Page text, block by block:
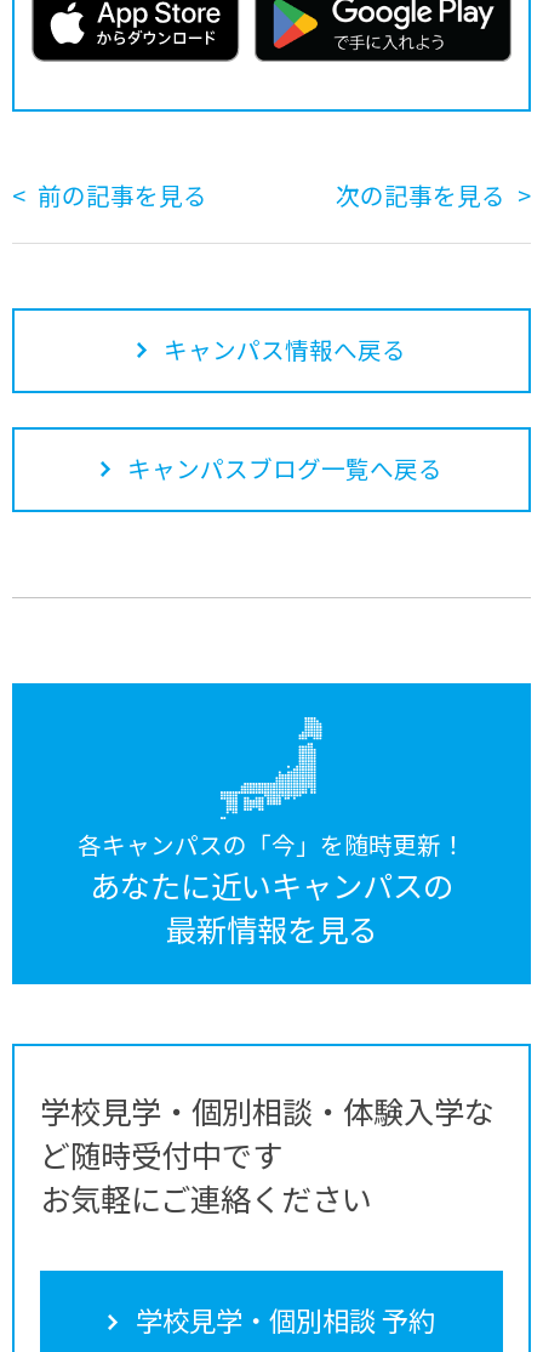
前の記事を見る 次の記事を見る
キャンパス情報へ戻る
キャンパスブログ一覧へ戻る
各キャンパスの「今」を随時更新！
あなたに近いキャンパスの
最新情報を見る
学校見学・個別相談・体験入学な
ど随時受付中です
お気軽にご連絡ください
学校見学・個別相談 予約